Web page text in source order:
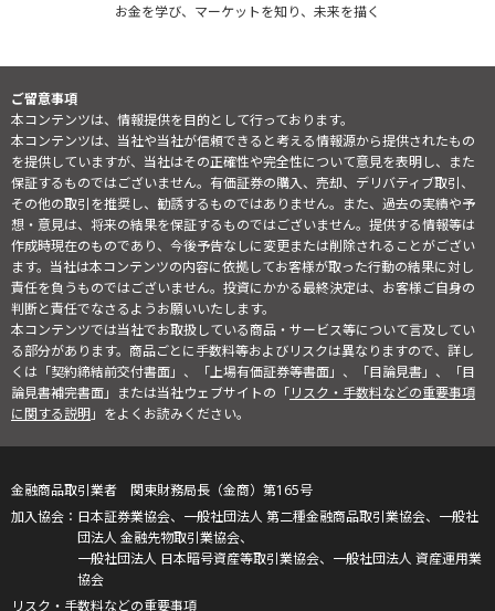
お金を学び、マーケットを知り、未来を描く
ご留意事項
本コンテンツは、情報提供を目的として行っております。
本コンテンツは、当社や当社が信頼できると考える情報源から提供されたもの
を提供していますが、当社はその正確性や完全性について意見を表明し、また
保証するものではございません。有価証券の購入、売却、デリバティブ取引、
その他の取引を推奨し、勧誘するものではありません。また、過去の実績や予
想・意見は、将来の結果を保証するものではございません。提供する情報等は
作成時現在のものであり、今後予告なしに変更または削除されることがござい
ます。当社は本コンテンツの内容に依拠してお客様が取った行動の結果に対し
責任を負うものではございません。投資にかかる最終決定は、お客様ご自身の
判断と責任でなさるようお願いいたします。
本コンテンツでは当社でお取扱している商品・サービス等について言及してい
る部分があります。商品ごとに手数料等およびリスクは異なりますので、詳し
くは「契約締結前交付書面」、「上場有価証券等書面」、「目論見書」、「目
論見書補完書面」または当社ウェブサイトの「リスク・手数料などの重要事項
に関する説明」をよくお読みください。
金融商品取引業者 関東財務局長（金商）第165号
日本証券業協会、一般社団法人 第二種金融商品取引業協会、一般社
団法人 金融先物取引業協会、
一般社団法人 日本暗号資産等取引業協会、一般社団法人 資産運用業
協会
リスク・手数料などの重要事項